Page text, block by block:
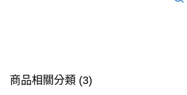
商品相關分類 (3)